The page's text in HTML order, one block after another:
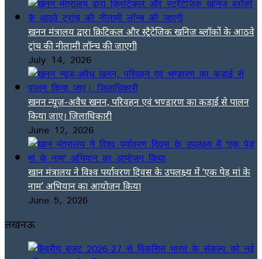
खनन मंत्रालय द्वारा क्रिटिकल और स्ट्रैटेजिक खनिज ब्लॉकों के आठवे
ट्रांच की नीलामी लॉन्च की जाएगी
July 14, 2026
खनन न्यूज-अवैध खनन, परिवहन एवं भण्डारण का कड़ाई से पालन
किया जाए। जिलाधिकारी
June 12, 2026
खान मंत्रालय ने विश्व पर्यावरण दिवस के उपलक्ष्य में ‘एक पेड़ मां के
नाम’ अभियान का आयोजन किया
June 5, 2026
लखनऊ